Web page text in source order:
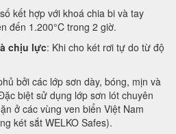
kết hợp với khoá chia bi và tay
đến 1.200°C trong 2 giờ.
chịu lực: Khi cho két rơi tự do từ độ
bởi các lớp sơn dày, bóng, mịn và
biệt sử dụng lớp sơn lót chuyên
ở các vùng ven biển Việt Nam
két sắt WELKO Safes).